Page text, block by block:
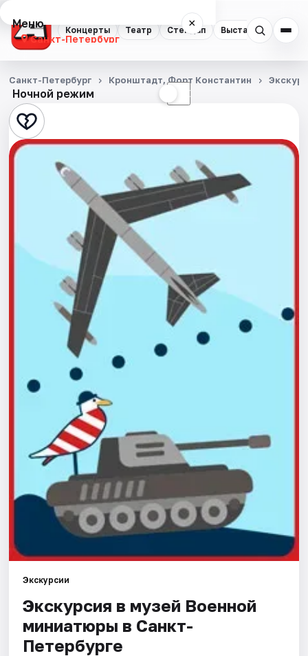
Концерты Театр Стендап Выставки
Меню ×
Санкт-Петербург
Концерты
Театр
Стендап
Выставки
Экскурсии
Спорт
События
Площадки
Рейтинги
Ночной режим ☾
Санкт-Петербург Кронштадт, Форт Константин
Экскурсии
Экскурсия в музей Военной
миниатюры в Санкт-
Петербурге